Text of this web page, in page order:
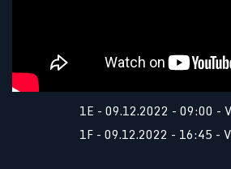
1E - 09.12.2022 - 09:00 -
1F - 09.12.2022 - 16:45 -